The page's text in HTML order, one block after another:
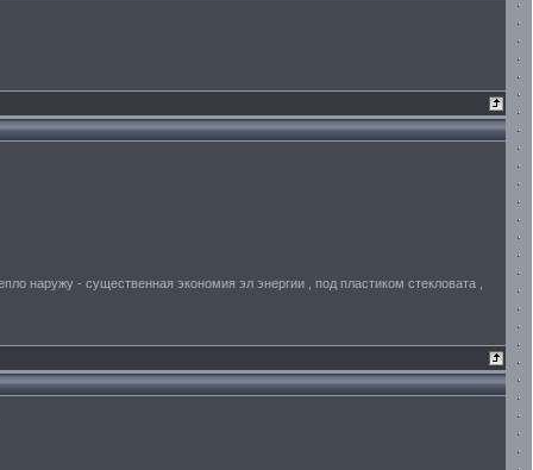
наружу - существенная экономия эл энергии , под пластиком стекловата ,